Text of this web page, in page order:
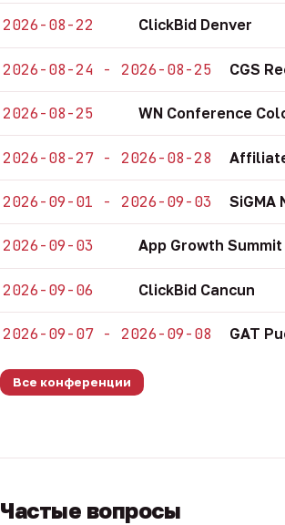
2026-08-22 ClickBid Denver
2026-08-24 - 2026-08-25 CGS
2026-08-25 WN Conference
2026-08-27 - 2026-08-28
2026-09-01 - 2026-09-03 SiGMA
2026-09-03 App Growth
2026-09-06 ClickBid Cancun
2026-09-07 - 2026-09-08 GAT
Все конференции
Частые вопросы